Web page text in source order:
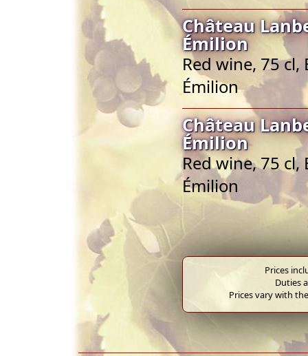
Château
Émilion
Red wine, 75
Émilion
Château
Émilion
Red wine, 75
Émilion
Prices
Duties
Prices vary with